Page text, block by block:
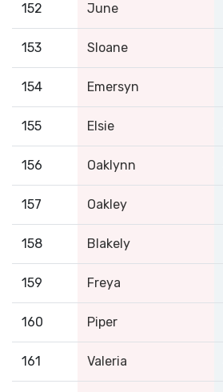
152 June
153 Sloane
154 Emersyn
155 Elsie
156 Oaklynn
157 Oakley
158 Blakely
159 Freya
160 Piper
161 Valeria